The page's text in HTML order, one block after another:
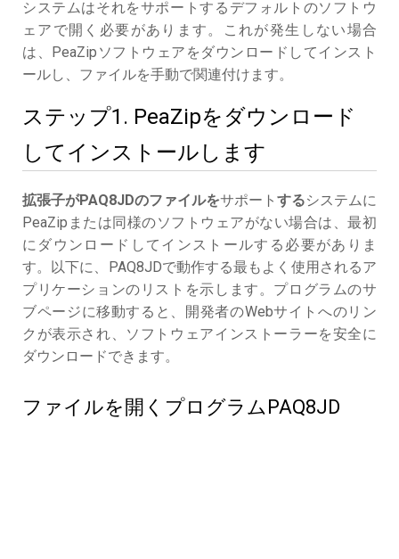
システムはそれをサポートするデフォルトのソフトウ
ェアで開く必要があります。これが発生しない場合
は、PeaZipソフトウェアをダウンロードしてインスト
ールし、ファイルを手動で関連付けます。
ステップ1. PeaZipをダウンロード
してインストールします
拡張子がPAQ8JDのファイルをサポート するシステムに
PeaZipまたは同様のソフトウェアがない場合は、最初
にダウンロードしてインストールする必要がありま
す。以下に、PAQ8JDで動作する最もよく使用されるア
プリケーションのリストを示します。プログラムのサ
ブページに移動すると、開発者のWebサイトへのリン
クが表示され、ソフトウェアインストーラーを安全に
ダウンロードできます。
ファイルを開くプログラムPAQ8JD